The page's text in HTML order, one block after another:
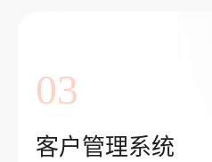
03
客户管理系统